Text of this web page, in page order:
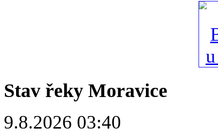
Stav řeky Moravice
9.8.2026 03:40